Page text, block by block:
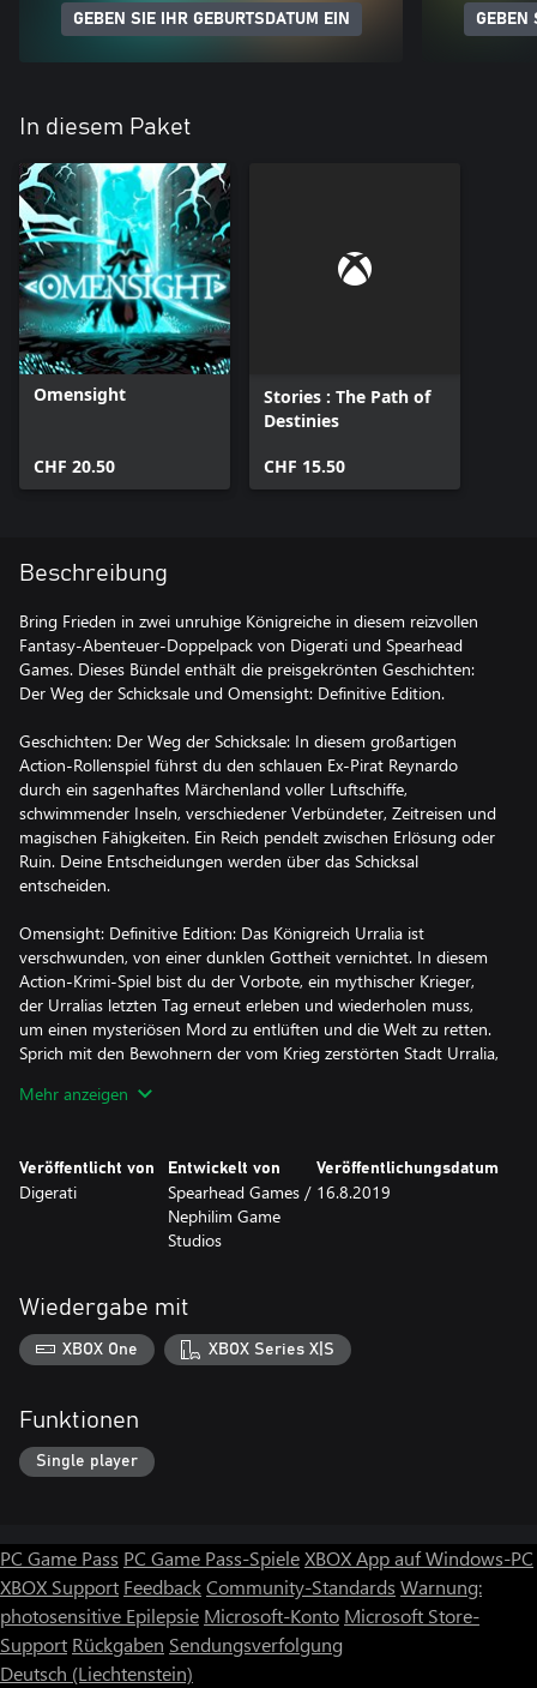
GEBEN SIE IHR GEBURTSDATUM EIN GEBEN
In diesem Paket
Omensight
CHF 20.50
Stories : The Path of
Destinies
CHF 15.50
Beschreibung
Bring Frieden in zwei unruhige Königreiche in diesem reizvollen
Fantasy-Abenteuer-Doppelpack von Digerati und Spearhead
Games. Dieses Bündel enthält die preisgekrönten Geschichten:
Der Weg der Schicksale und Omensight: Definitive Edition.
Geschichten: Der Weg der Schicksale: In diesem großartigen
Action-Rollenspiel führst du den schlauen Ex-Pirat Reynardo
durch ein sagenhaftes Märchenland voller Luftschiffe,
schwimmender Inseln, verschiedener Verbündeter, Zeitreisen und
magischen Fähigkeiten. Ein Reich pendelt zwischen Erlösung oder
Ruin. Deine Entscheidungen werden über das Schicksal
entscheiden.
Omensight: Definitive Edition: Das Königreich Urralia ist
verschwunden, von einer dunklen Gottheit vernichtet. In diesem
Action-Krimi-Spiel bist du der Vorbote, ein mythischer Krieger,
der Urralias letzten Tag erneut erleben und wiederholen muss,
um einen mysteriösen Mord zu entlüften und die Welt zu retten.
Sprich mit den Bewohnern der vom Krieg zerstörten Stadt Urralia,
Omensight, um das Schicksal zu verändern.
Mehr anzeigen
Veröffentlicht von
Digerati
Entwickelt von
Spearhead Games /
Nephilim Game
Studios
Veröffentlichungsdatum
16.8.2019
Wiedergabe mit
XBOX One XBOX Series X|S
Funktionen
Single player
PC Game Pass PC Game Pass-SpieleXBOX App auf Windows-PC
XBOX Support FeedbackCommunity-Standards Warnung:
photosensitive Epilepsie Microsoft-Konto Microsoft Store-
Support Rückgaben Sendungsverfolgung
Deutsch (Liechtenstein)